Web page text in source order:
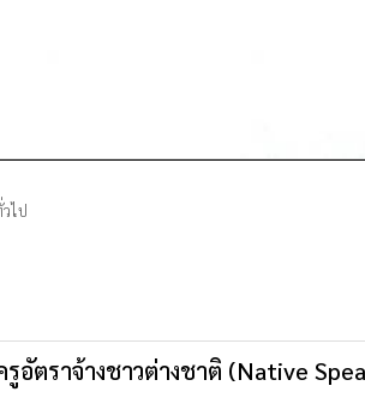
ไป
อัตราจ้างชาวต่างชาติ (Native